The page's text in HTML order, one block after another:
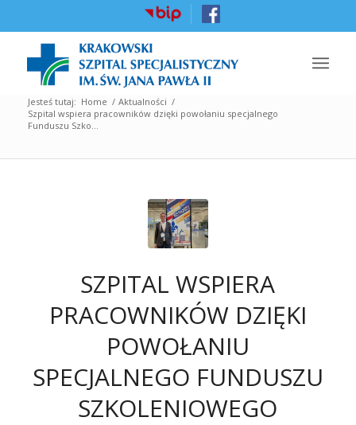
Jesteś tutaj: Home / Aktualności /
Szpital wspiera pracowników dzięki powołaniu specjalnego
Funduszu Szko...
SZPITAL WSPIERA
PRACOWNIKÓW DZIĘKI
POWOŁANIU
SPECJALNEGO FUNDUSZU
SZKOLENIOWEGO